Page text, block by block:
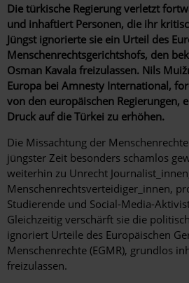
Die türkische Regierung verletzt
und inhaftiert Personen, die ihr
Jüngst ignorierte sie ein Urteil des
Menschenrechtsgerichtshofs, den
Osman Kavala freizulassen. Nils
Europa bei Amnesty International,
von den europäischen Regierungen,
Druck auf die Türkei zu erhöhen.
Die Missachtung der
jüngster Zeit besonders schamlos
weiterhin zu Unrecht
Menschenrechtsverteidiger_innen,
Studierende und Social-Media-
Gleichzeitig verschärft sie die
ignoriert Urteile des Europäischen
Menschenrechte (EGMR), grundlos
freizulassen.